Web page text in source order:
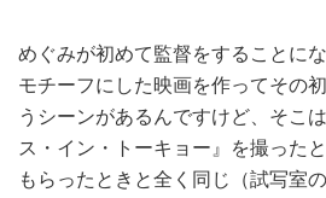
めぐみが初めて監督をすることに
モチーフにした映画を作ってその
うシーンがあるんですけど、そこ
ス・イン・トーキョー』を撮った
もらったときと全く同じ（試写室